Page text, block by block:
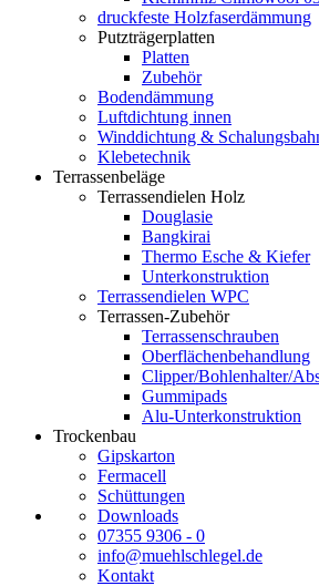
druckfeste Holzfaserdämmung
Putzträgerplatten
Platten
Zubehör
Bodendämmung
Luftdichtung innen
Winddichtung &
Klebetechnik
Terrassenbeläge
Terrassendielen Holz
Douglasie
Bangkirai
Thermo Esche & Kiefer
Unterkonstruktion
Terrassendielen WPC
Terrassen-Zubehör
Terrassenschrauben
Oberflächenbehandlung
Clipper/Bohlenhalter/
Gummipads
Alu-Unterkonstruktion
Trockenbau
Gipskarton
Fermacell
Schüttungen
Downloads
07355 9306 - 0
info@muehlschlegel.de
Kontakt